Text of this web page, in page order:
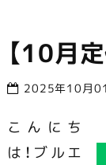
【10月
2025年10月
こんにち
は！ブルエ